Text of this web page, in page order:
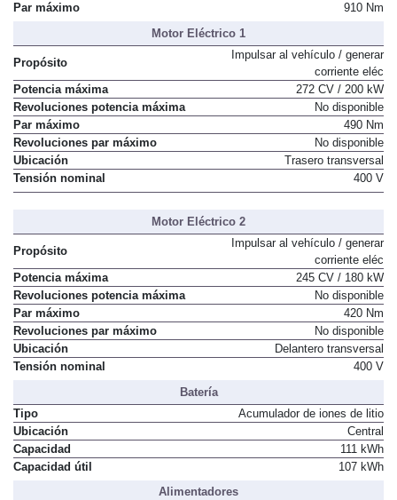
Par máximo
910 Nm
Motor Eléctrico 1
Propósito
Impulsar al vehículo / generar
corriente eléc
Potencia máxima
272 CV / 200 kW
Revoluciones potencia máxima
No disponible
Par máximo
490 Nm
Revoluciones par máximo
No disponible
Ubicación
Trasero transversal
Tensión nominal
400 V
Motor Eléctrico 2
Propósito
Impulsar al vehículo / generar
corriente eléc
Potencia máxima
245 CV / 180 kW
Revoluciones potencia máxima
No disponible
Par máximo
420 Nm
Revoluciones par máximo
No disponible
Ubicación
Delantero transversal
Tensión nominal
400 V
Batería
Tipo
Acumulador de iones de litio
Ubicación
Central
Capacidad
111 kWh
Capacidad útil
107 kWh
Alimentadores